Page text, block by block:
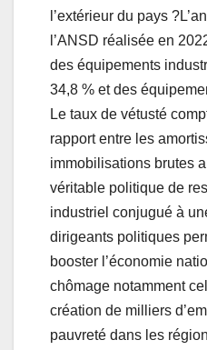
l’extérieur du pays
l’ANSD réalisée en
des équipements
34,8 % et des
Le taux de vétusté
rapport entre les
immobilisations brutes
véritable politique de
industriel conjugué à
dirigeants politiques
booster l’économie
chômage notamment
création de milliers
pauvreté dans les